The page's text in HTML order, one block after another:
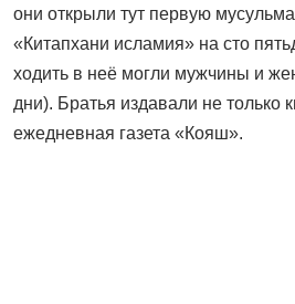
они открыли тут первую
«Китапхани исламия» на сто
ходить в неё могли мужчины и
дни). Братья издавали не только
ежедневная газета «Кояш».